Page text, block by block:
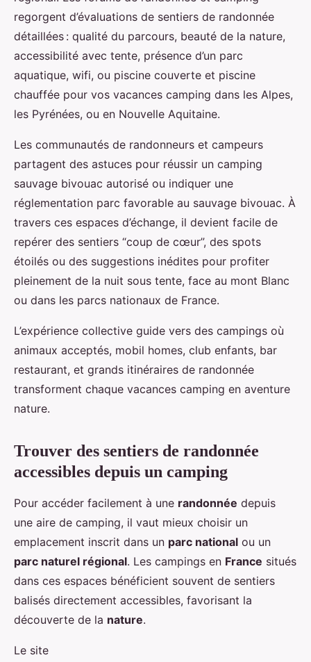
regorgent d’évaluations de sentiers de randonnée
détaillées : qualité du parcours, beauté de la nature,
accessibilité avec tente, présence d’un parc
aquatique, wifi, ou piscine couverte et piscine
chauffée pour vos vacances camping dans les Alpes,
les Pyrénées, ou en Nouvelle Aquitaine.
Les communautés de randonneurs et campeurs
partagent des astuces pour réussir un camping
sauvage bivouac autorisé ou indiquer une
réglementation parc favorable au sauvage bivouac. À
travers ces espaces d’échange, il devient facile de
repérer des sentiers “coup de cœur”, des spots
étoilés ou des suggestions inédites pour profiter
pleinement de la nuit sous tente, face au mont Blanc
ou dans les parcs nationaux de France.
L’expérience collective guide vers des campings où
animaux acceptés, mobil homes, club enfants, bar
restaurant, et grands itinéraires de randonnée
transforment chaque vacances camping en aventure
nature.
Trouver des sentiers de randonnée
accessibles depuis un camping
Pour accéder facilement à une randonnée depuis
une aire de camping, il vaut mieux choisir un
emplacement inscrit dans un parc national ou un
parc naturel régional. Les campings en France situés
dans ces espaces bénéficient souvent de sentiers
balisés directement accessibles, favorisant la
découverte de la nature.
Le site